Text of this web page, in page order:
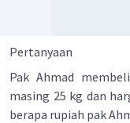
Pertanyaan
Pak Ahmad
masing 25 kg dan
berapa rupiah pak